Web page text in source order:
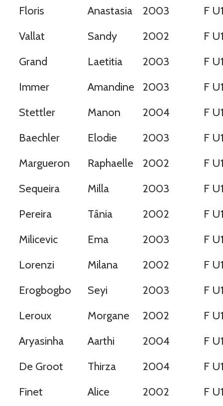
Floris Anastasia 2003
F
Vallat
Sandy 2002
F
Grand
Laetitia 2003
F
Immer
Amandine 2003
F
Stettler
Manon 2004
F
Baechler
Elodie 2003
F
Margueron
Raphaelle 2002
F
Sequeira
Milla 2003
F
Pereira
Tânia 2002
F
Milicevic
Ema 2003
F
Lorenzi
Milana 2002
F
Erogbogbo
Seyi 2003
F
Leroux
Morgane 2002
F
Aryasinha
Aarthi 2004
F
De Groot
Thirza 2004
F
Finet
Alice 2002 F